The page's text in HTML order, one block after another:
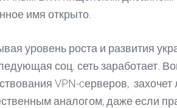
имя открыто.
уровень роста и развития
соц. сеть заработает.
VPN-cерверов,
аналогом, даже если